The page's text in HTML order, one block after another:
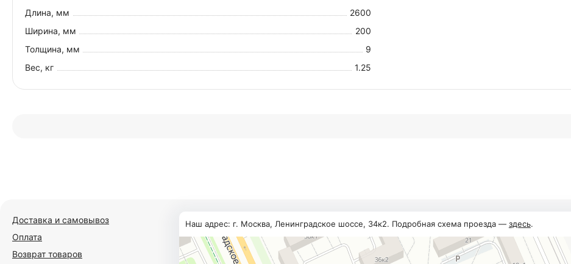
Длина, мм
2600
Ширина, мм
200
Толщина, мм
9
Вес, кг
1.25
Доставка и самовывоз
Оплата
Возврат товаров
Наш адрес: г. Москва, Ленинградское шоссе, 34к2. Подробная схема проезда — здесь.